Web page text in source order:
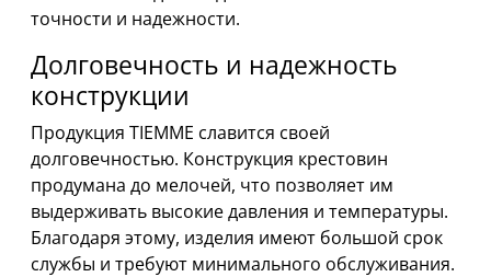
точности и надежности.
Долговечность и надежность
конструкции
Продукция TIEMME славится своей
долговечностью. Конструкция крестовин
продумана до мелочей, что позволяет им
выдерживать высокие давления и температуры.
Благодаря этому, изделия имеют большой срок
службы и требуют минимального обслуживания.